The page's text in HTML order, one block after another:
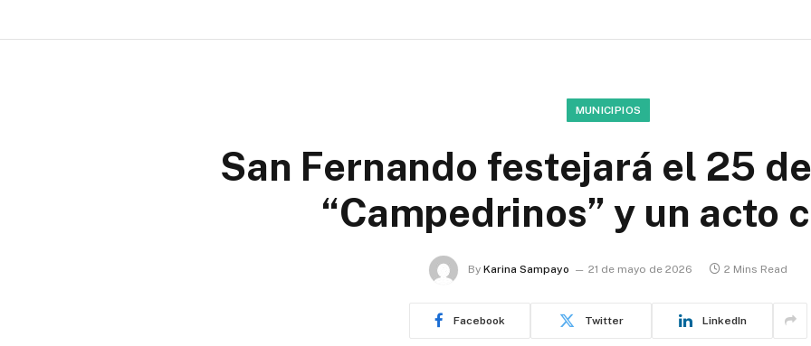
MUNICIPIOS
San Fernando festejará el 25
“Campedrinos” y un acto
By Karina Sampayo 21 de mayo de 2026 2 Mins Read
Facebook Twitter LinkedIn